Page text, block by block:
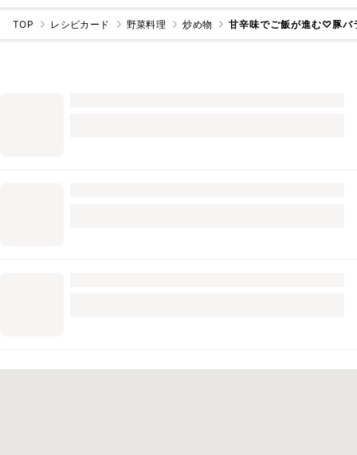
TOP レシピカード 野菜料理 炒め物 甘辛味でご飯が進む♡豚バ